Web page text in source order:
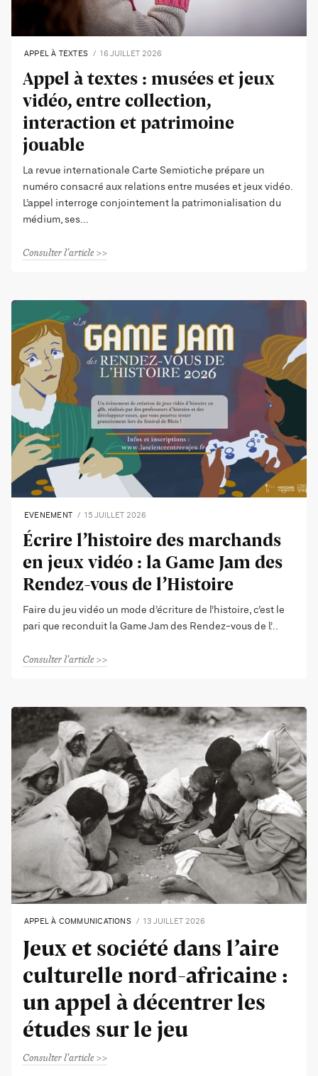
APPEL À TEXTES 16 JUILLET 2026
Appel à textes : musées et jeux
vidéo, entre collection,
interaction et patrimoine
jouable
La revue internationale Carte Semiotiche prépare un
numéro consacré aux relations entre musées et jeux vidéo.
L’appel interroge conjointement la patrimonialisation du
médium, ses
Consulter l'article
EVENEMENT 15 JUILLET 2026
Écrire l’histoire des marchands
en jeux vidéo : la Game Jam des
Rendez-vous de l’Histoire
Faire du jeu vidéo un mode d’écriture de l’histoire, c’est le
pari que reconduit la Game Jam des Rendez-vous de l’
Consulter l'article
APPEL À COMMUNICATIONS 13 JUILLET 2026
Jeux et société dans l’aire
culturelle nord-africaine :
un appel à décentrer les
études sur le jeu
Consulter l'article